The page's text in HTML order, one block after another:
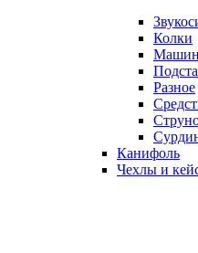
Колки
Разное
Канифоль
Чехлы и